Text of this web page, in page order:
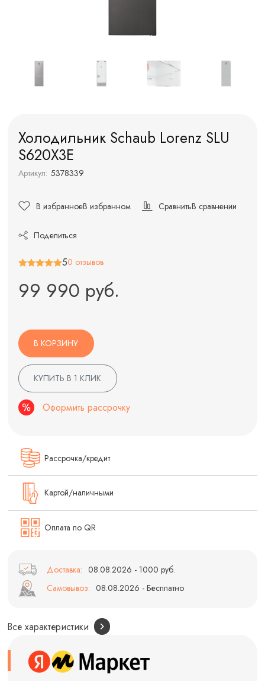
Холодильник Schaub Lorenz SLU
S620X3E
Артикул: 5378339
В избранноеВ избранном СравнитьВ сравнении
Поделиться
50 отзывов
99 990 руб.
В КОРЗИНУ
КУПИТЬ В 1 КЛИК
Оформить рассрочку
Рассрочка/кредит
Картой/наличными
Оплата по QR
Доставка: 08.08.2026 - 1000 руб.
Самовывоз: 08.08.2026 - Бесплатно
Все характеристики